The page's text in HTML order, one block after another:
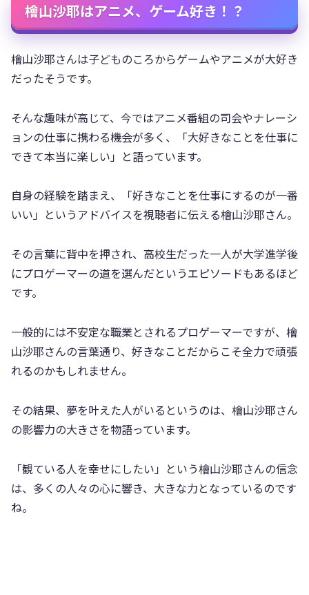
檜山沙耶はアニメ、ゲーム好き！？
檜山沙耶さんは子どものころからゲームやアニメが大好き
だったそうです。
そんな趣味が高じて、今ではアニメ番組の司会やナレーシ
ョンの仕事に携わる機会が多く、「大好きなことを仕事に
できて本当に楽しい」と語っています。
自身の経験を踏まえ、「好きなことを仕事にするのが一番
いい」というアドバイスを視聴者に伝える檜山沙耶さん。
その言葉に背中を押され、高校生だった一人が大学進学後
にプロゲーマーの道を選んだというエピソードもあるほど
です。
一般的には不安定な職業とされるプロゲーマーですが、檜
山沙耶さんの言葉通り、好きなことだからこそ全力で頑張
れるのかもしれません。
その結果、夢を叶えた人がいるというのは、檜山沙耶さん
の影響力の大きさを物語っています。
「観ている人を幸せにしたい」という檜山沙耶さんの信念
は、多くの人々の心に響き、大きな力となっているのです
ね。